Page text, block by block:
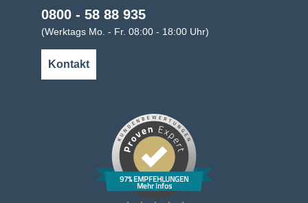
0800 - 58 88 935
(Werktags Mo. - Fr. 08:00 - 18:00 Uhr)
Kontakt
97% EMPFEHLUNGEN
Mehr Infos